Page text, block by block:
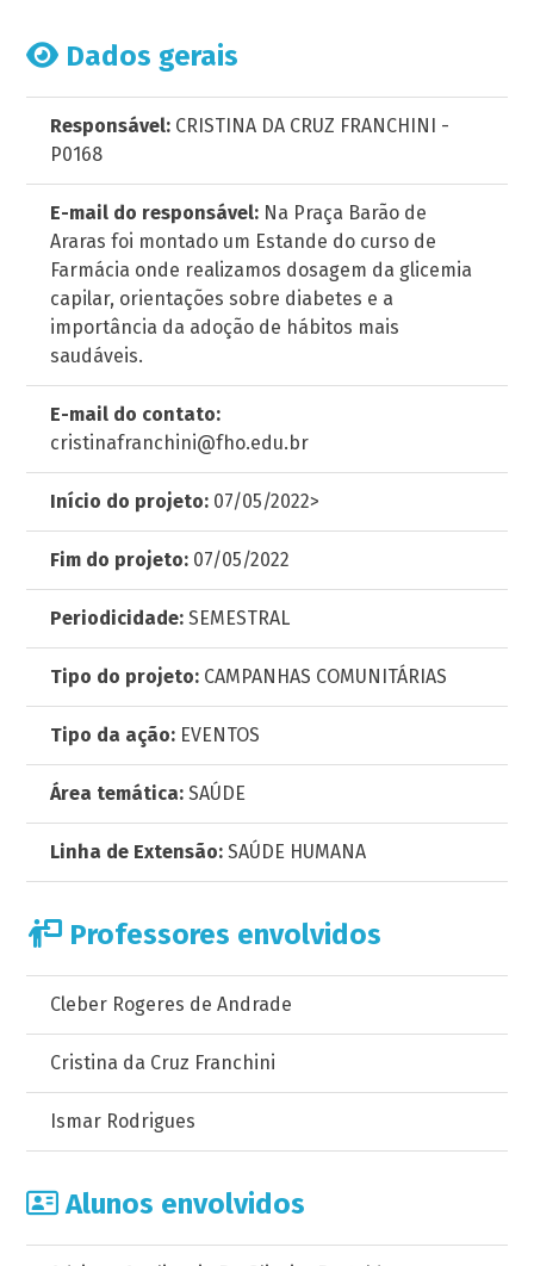
Dados gerais
Responsável: CRISTINA DA CRUZ FRANCHINI -
P0168
E-mail do responsável: Na Praça Barão de
Araras foi montado um Estande do curso de
Farmácia onde realizamos dosagem da glicemia
capilar, orientações sobre diabetes e a
importância da adoção de hábitos mais
saudáveis.
E-mail do contato:
cristinafranchini@fho.edu.br
Início do projeto: 07/05/2022>
Fim do projeto: 07/05/2022
Periodicidade: SEMESTRAL
Tipo do projeto: CAMPANHAS COMUNITÁRIAS
Tipo da ação: EVENTOS
Área temática: SAÚDE
Linha de Extensão: SAÚDE HUMANA
Professores envolvidos
Cleber Rogeres de Andrade
Cristina da Cruz Franchini
Ismar Rodrigues
Alunos envolvidos